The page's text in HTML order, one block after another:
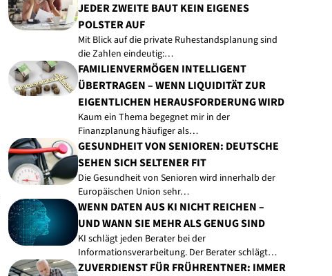
JEDER ZWEITE BAUT KEIN EIGENES
POLSTER AUF
Mit Blick auf die private Ruhestandsplanung sind
die Zahlen eindeutig:…
FAMILIENVERMÖGEN INTELLIGENT
ÜBERTRAGEN – WENN LIQUIDITÄT ZUR
EIGENTLICHEN HERAUSFORDERUNG WIRD
Kaum ein Thema begegnet mir in der
Finanzplanung häufiger als…
GESUNDHEIT VON SENIOREN: DEUTSCHE
SEHEN SICH SELTENER FIT
Die Gesundheit von Senioren wird innerhalb der
Europäischen Union sehr…
WENN DATEN AUS KI NICHT REICHEN –
UND WANN SIE MEHR ALS GENUG SIND
KI schlägt jeden Berater bei der
Informationsverarbeitung. Der Berater schlägt…
ZUVERDIENST FÜR FRÜHRENTNER: IMMER